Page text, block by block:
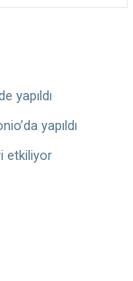
yapıldı
yapıldı
etkiliyor